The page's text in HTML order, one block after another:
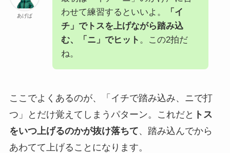
あげば
わせて練習するといいよ。
「イ
チ」でトスを上げながら踏み込
む、「ニ」でヒット 。この2拍だ
ね。
ここでよくあるのが、「イチで踏み込み、ニで打
つ」とだけ覚えてしまうパターン。これだと トス
をいつ上げるのかが抜け落ちて、踏み込んでから
あわてて上げることになります。